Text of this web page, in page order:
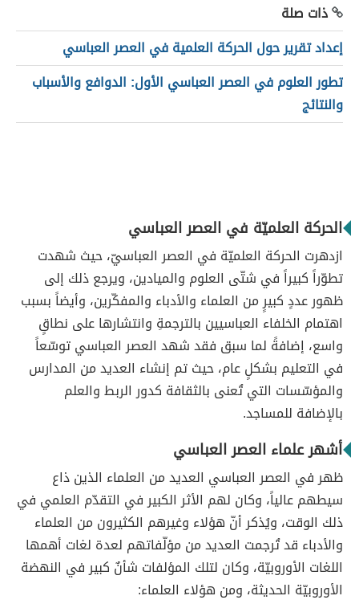
ذات صلة
إعداد تقرير حول الحركة العلمية في العصر العباسي
تطور العلوم في العصر العباسي الأول: الدوافع والأسباب
والنتائج
الحركة العلميّة في العصر العباسي
ازدهرت الحركة العلميّة في العصر العباسيّ، حيث شهدت
تطوّراً كبيراً في شتّى العلوم والميادين، ويرجع ذلك إلى
ظهور عددٍ كبيرٍ من العلماء والأدباء والمفكّرين، وأيضاً بسبب
اهتمام الخلفاء العباسيين بالترجمةِ وانتشارها على نطاقٍ
واسع، إضافةً لما سبق فقد شهد العصر العباسي توسّعاً
في التعليم بشكلٍ عام، حيث تم إنشاء العديد من المدارس
والمؤسّسات التي تُعنى بالثقافة كدور الربط والعلم
بالإضافة للمساجد.
أشهر علماء العصر العباسي
ظهر في العصر العباسي العديد من العلماء الذين ذاع
سيطهم عالياً، وكان لهم الأثر الكبير في التقدّم العلمي في
ذلك الوقت، ويُذكر أنّ هؤلاء وغيرهم الكثيرون من العلماء
والأدباء قد تُرجمت العديد من مؤلّفاتهم لعدة لغات أهمها
اللغات الأوروبيّة، وكان لتلك المؤلفات شأنٌ كبير في النهضة
الأوروبيّة الحديثة، ومن هؤلاء العلماء: